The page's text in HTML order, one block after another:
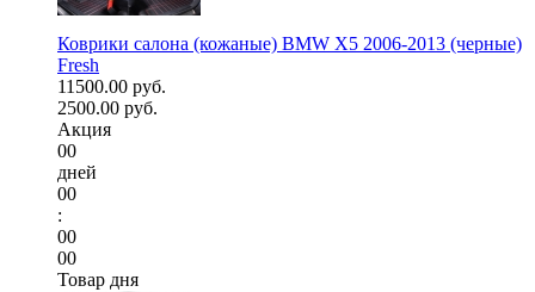
Коврики салона (кожаные) BMW X5 2006-2013 (черные)
Fresh
11500.00 руб.
2500.00 руб.
Акция
00
дней
00
:
00
00
Товар дня